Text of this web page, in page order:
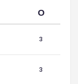
О
3
3